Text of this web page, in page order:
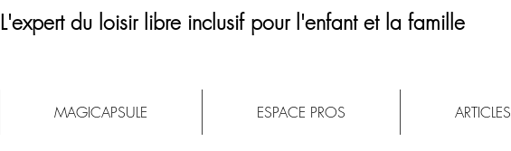
L'expert du loisir libre inclusif pour l'enfant et la famille
MAGICAPSULE ESPACE PROS ARTICLES